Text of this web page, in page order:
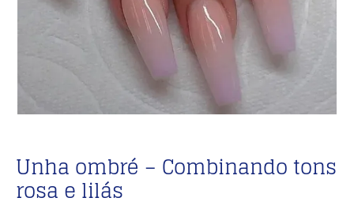
Unha ombré – Combinando tons
rosa e lilás